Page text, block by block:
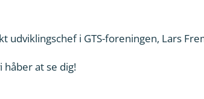
udviklingschef i GTS-foreningen, Lars
at se dig!